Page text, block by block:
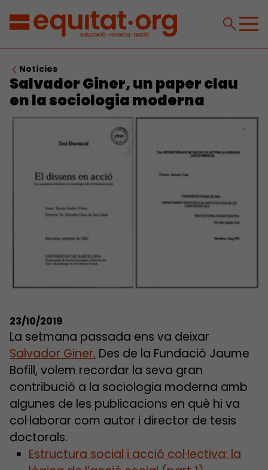
Notícies
Salvador Giner, un paper clau
en la sociologia moderna
23/10/2019
La setmana passada ens va deixar
Salvador Giner. Des de la Fundació Jaume
Bofill, volem recordar la seva gran
contribució a la sociologia moderna amb
algunes de les publicacions en què hi va
col·laborar com autor i director de tesis
doctorals.
Estructura social i acció col·lectiva: la